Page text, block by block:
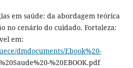
em saúde: da abordagem teórica
no cenário do cuidado. Fortaleza:
em:
dmdocuments/Ebook%20-
%20EBOOK.pdf